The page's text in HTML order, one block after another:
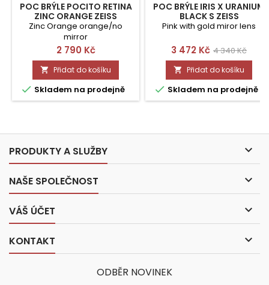
POC BRÝLE POCITO RETINA
ZINC ORANGE ZEISS
Zinc Orange orange/no
mirror
Cena
2 790 Kč
 Přidat do košíku
 Skladem na prodejně
POC BRÝLE IRIS X URANIUM
BLACK S ZEISS
Pink with gold miror lens
Cena
3 472 Kč Běžná
cena
4 340 Kč
 Přidat do košíku
 Skladem na prodejně
PRODUKTY A SLUŽBY 
NAŠE SPOLEČNOST 
VÁŠ ÚČET 
KONTAKT 
ODBĚR NOVINEK